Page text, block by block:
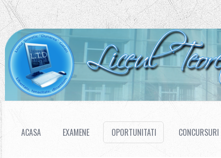
ACASA EXAMENE OPORTUNITATI CONCURSURI